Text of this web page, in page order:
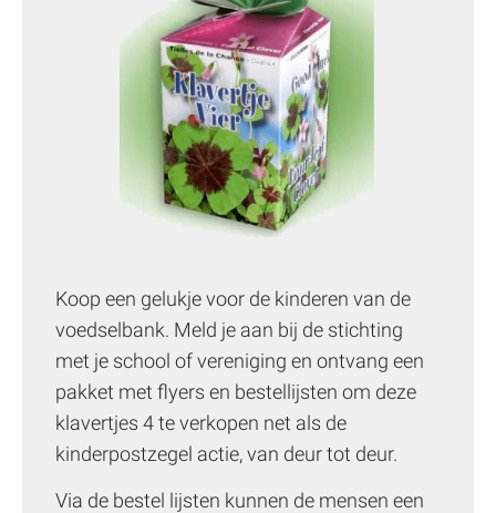
Koop een gelukje voor de kinderen van de
voedselbank. Meld je aan bij de stichting
met je school of vereniging en ontvang een
pakket met flyers en bestellijsten om deze
klavertjes 4 te verkopen net als de
kinderpostzegel actie, van deur tot deur.
Via de bestel lijsten kunnen de mensen een